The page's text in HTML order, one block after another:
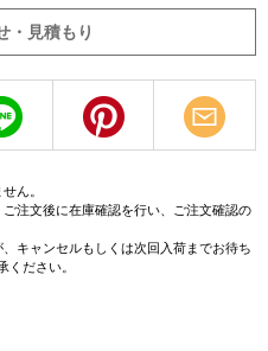
・見積もり
ん。
注文後に在庫確認を行い、ご注文確認の
キャンセルもしくは次回入荷までお待ち
ください。